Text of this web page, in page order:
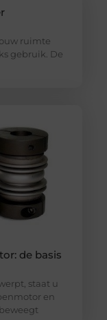
ruimte
gebruik. De
de basis
staat u
en